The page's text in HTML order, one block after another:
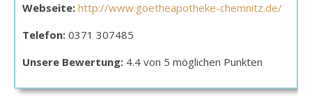
Webseite: http://www.goetheapotheke-chemnitz.de/
Telefon: 0371 307485
Unsere Bewertung: 4.4 von 5 möglichen Punkten